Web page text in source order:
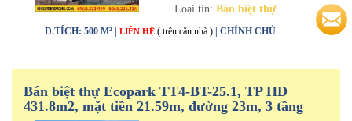
Loại tin: Bán biệt thự
D.TÍCH: 500 M² | LIÊN HỆ ( trên căn nhà ) | CHÍNH CHỦ
Bán biệt thự Ecopark TT4-BT-25.1, TP HD
431.8m2, mặt tiền 21.59m, đường 23m, 3 tầng